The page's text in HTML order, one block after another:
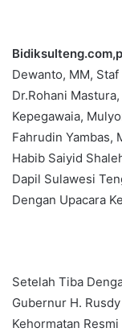
Dewanto, MM,
Dr.Rohani
Kepegawaia,
Fahrudin Yambas,
Habib Saiyid
Dapil Sulawesi
Dengan Upacara
Setelah Tiba
Gubernur H.
Kehormatan